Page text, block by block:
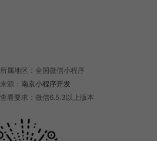
所属地区：全国微信小程序
来源： 南京小程序开发
查看要求：微信6.5.3以上版本